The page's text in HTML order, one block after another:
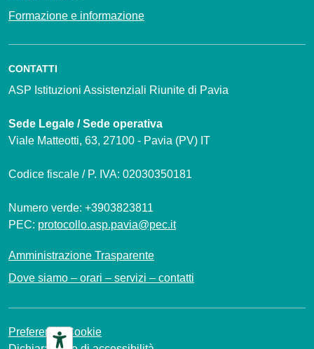
Formazione e informazione
CONTATTI
ASP Istituzioni Assistenziali Riunite di Pavia
Sede Legale / Sede operativa
Viale Matteotti, 63, 27100 - Pavia (PV) IT
Codice fiscale / P. IVA: 02030350181
Numero verde: +3903823811
PEC: protocollo.asp.pavia@pec.it
Amministrazione Trasparente
Dove siamo – orari – servizi – contatti
Preferenze Cookie